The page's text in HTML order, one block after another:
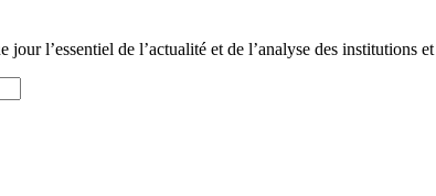
l’essentiel de l’actualité et de l’analyse des institutions